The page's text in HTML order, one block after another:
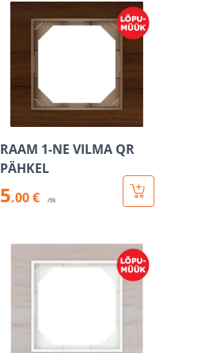
RAAM 1-NE VILMA QR
PÄHKEL
5.00 € /tk